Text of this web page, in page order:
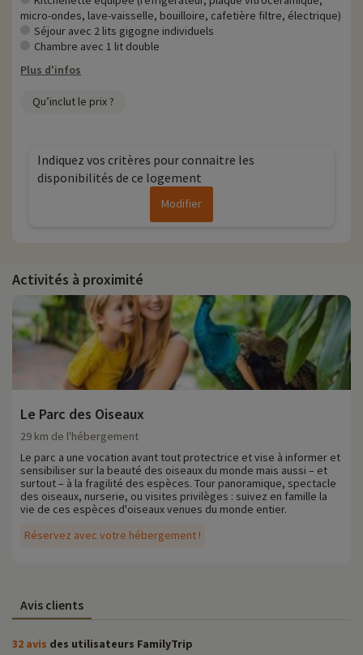
micro-ondes, lave-vaisselle, bouilloire, cafetière filtre, électrique)
Séjour avec 2 lits gigogne individuels
Chambre avec 1 lit double
Plus d'infos
Qu’inclut le prix ?
Indiquez vos critères pour connaitre les
disponibilités de ce logement
Modifier
Activités à proximité
Le Parc des Oiseaux
Réservez avec votre hébergement !
29 km de l'hébergement
Le parc a une vocation avant tout protectrice et vise à informer et
sensibiliser sur la beauté des oiseaux du monde mais aussi – et
surtout – à la fragilité des espèces. Tour panoramique, spectacle
des oiseaux, nurserie, ou visites privilèges : suivez en famille la
vie de ces espèces d'oiseaux venues du monde entier.
Avis clients
32 avis des utilisateurs FamilyTrip